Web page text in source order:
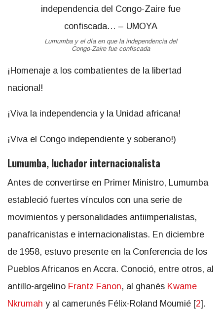
Lumumba y el día en que la independencia del
Congo-Zaire fue confiscada
¡Homenaje a los combatientes de la libertad
nacional!
¡Viva la independencia y la Unidad africana!
¡Viva el Congo independiente y soberano!)
Lumumba, luchador internacionalista
Antes de convertirse en Primer Ministro, Lumumba
estableció fuertes vínculos con una serie de
movimientos y personalidades antiimperialistas,
panafricanistas e internacionalistas. En diciembre
de 1958, estuvo presente en la Conferencia de los
Pueblos Africanos en Accra. Conoció, entre otros, al
antillo-argelino Frantz Fanon, al ghanés Kwame
Nkrumah y al camerunés Félix-Roland Moumié [2].